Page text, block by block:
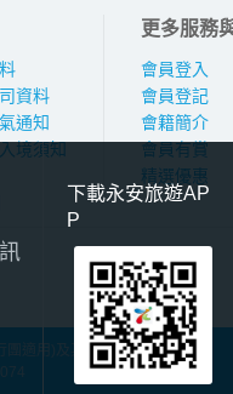
資料
通知
境須知
更多服務
會員登入
會員登記
會籍簡介
會員有賞
精選優惠
團適用)及其他應繳費用
下載永安旅遊AP
P